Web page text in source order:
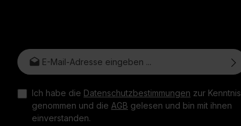
E-Mail-Adresse*
Ich habe die Datenschutzbestimmungen zur Kenntnis
genommen und die AGB gelesen und bin mit ihnen
einverstanden.